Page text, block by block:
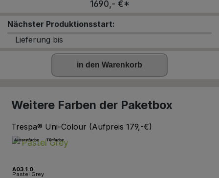
1690,- €*
Nächster Produktionsstart:
Lieferung bis
in den Warenkorb
Weitere Farben der Paketbox
Trespa® Uni-Colour (Aufpreis 179,-€)
A03.1.0
Pastel Grey